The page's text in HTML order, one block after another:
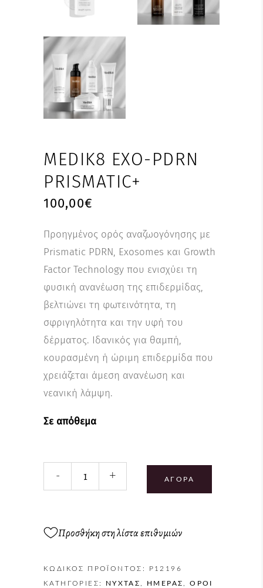
MEDIK8 EXO-PDRN
PRISMATIC+
100,00€
Προηγμένος ορός αναζωογόνησης με
Prismatic PDRN, Exosomes και Growth
Factor Technology που ενισχύει τη
φυσική ανανέωση της επιδερμίδας,
βελτιώνει τη φωτεινότητα, τη
σφριγηλότητα και την υφή του
δέρματος. Ιδανικός για θαμπή,
κουρασμένη ή ώριμη επιδερμίδα που
χρειάζεται άμεση ανανέωση και
νεανική λάμψη.
Σε απόθεμα
- + ΑΓΟΡΆ
Προσθήκη στη λίστα επιθυμιών
ΚΩΔΙΚΌΣ ΠΡΟΪΌΝΤΟΣ: P12196
ΚΑΤΗΓΟΡΊΕΣ: NΎΧΤΑΣ ΗΜΈΡΑΣ ,ΟΡΟΊ